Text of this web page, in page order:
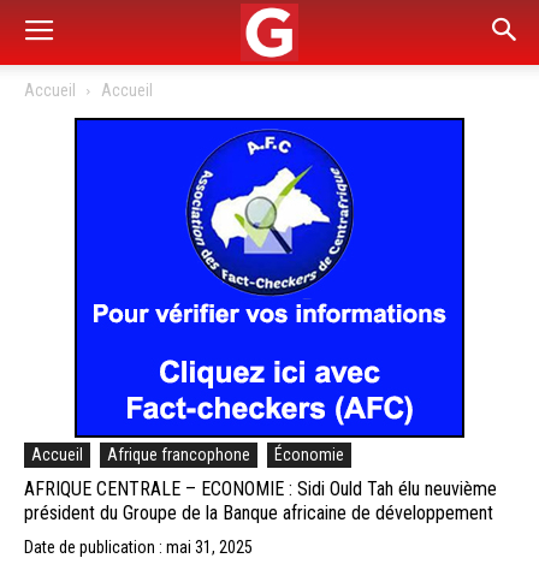
Accueil Accueil
Accueil Afrique francophone Économie
AFRIQUE CENTRALE – ECONOMIE : Sidi Ould Tah élu neuvième
président du Groupe de la Banque africaine de développement
Date de publication : mai 31, 2025